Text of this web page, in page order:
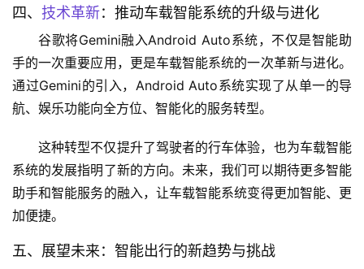
四、 技术革新：推动车载智能系统的升级与进化
谷歌将Gemini融入Android Auto系统，不仅是智能助
手的一次重要应用，更是车载智能系统的一次革新与进化。
通过Gemini的引入，Android Auto系统实现了从单一的导
航、娱乐功能向全方位、智能化的服务转型。
这种转型不仅提升了驾驶者的行车体验，也为车载智能
系统的发展指明了新的方向。未来，我们可以期待更多智能
助手和智能服务的融入，让车载智能系统变得更加智能、更
加便捷。
五、展望未来：智能出行的新趋势与挑战